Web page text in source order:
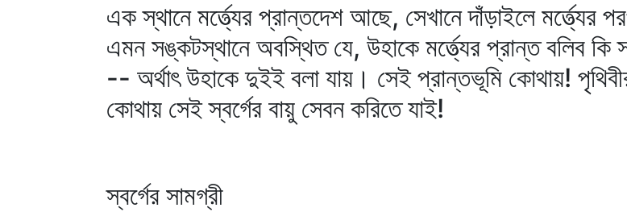
এক স্থানে মর্ত্ত্যের প্রান্তদেশ আছে, সেখানে দাঁড়াইলে মর্ত্ত্যের
এমন সঙ্কটস্থানে অবস্থিত যে, উহাকে মর্ত্ত্যের প্রান্ত বলিব কি
-- অর্থাৎ উহাকে দুইই বলা যায়। সেই প্রান্তভূমি কোথায়!
কোথায় সেই স্বর্গের বায়ু সেবন করিতে যাই!
স্বর্গের সামগ্রী